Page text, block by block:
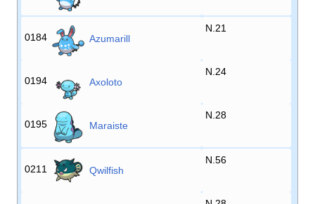
0184 Azumarill
N.21
0194 Axoloto
N.24
0195 Maraiste
N.28
0211 Qwilfish
N.56